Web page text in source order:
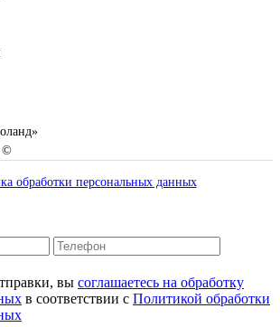
©
обработки персональных данных
вы соглашаетесь на обработку
в соответствии с Политикой обработки